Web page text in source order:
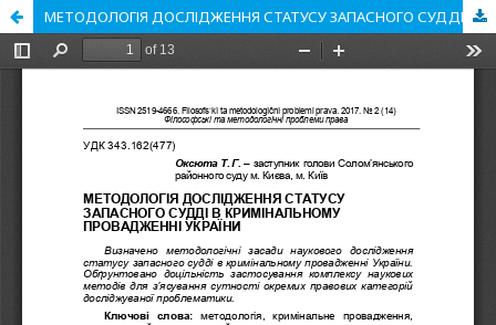
МЕТОДОЛОГІЯ ДОСЛІДЖЕННЯ СТАТУСУ ЗАПАСНОГО СУДДІ В КРИМІНАЛЬНОМУ ПРОВАДЖЕННІ УКРАЇНИ